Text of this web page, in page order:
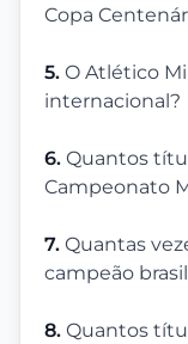
Copa
5. O Atlético
internacional?
6. Quantos
Campeonato
7. Quantas
campeão
8. Quantos